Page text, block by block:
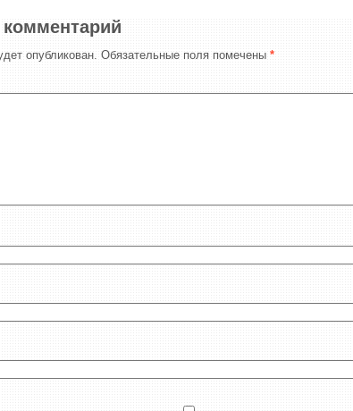
опубликован. Обязательные поля помечены *